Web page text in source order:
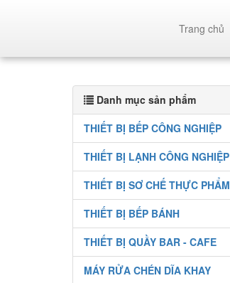
Trang chủ
Danh mục sản phẩm
THIẾT BỊ BẾP CÔNG NGHIỆP
THIẾT BỊ LẠNH CÔNG NGHIỆP
THIẾT BỊ SƠ CHẾ THỰC PHẨM
THIẾT BỊ BẾP BÁNH
THIẾT BỊ QUẦY BAR - CAFE
MÁY RỬA CHÉN DĨA KHAY